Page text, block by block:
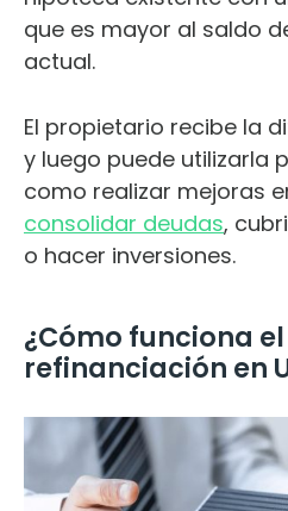
que es mayor al saldo
actual.
El propietario recibe la
y luego puede utilizarla
como realizar mejoras
consolidar deudas,
o hacer inversiones.
¿Cómo funciona
refinanciación en